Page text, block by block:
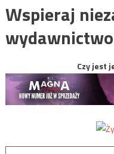
Wspieraj
Czy jest